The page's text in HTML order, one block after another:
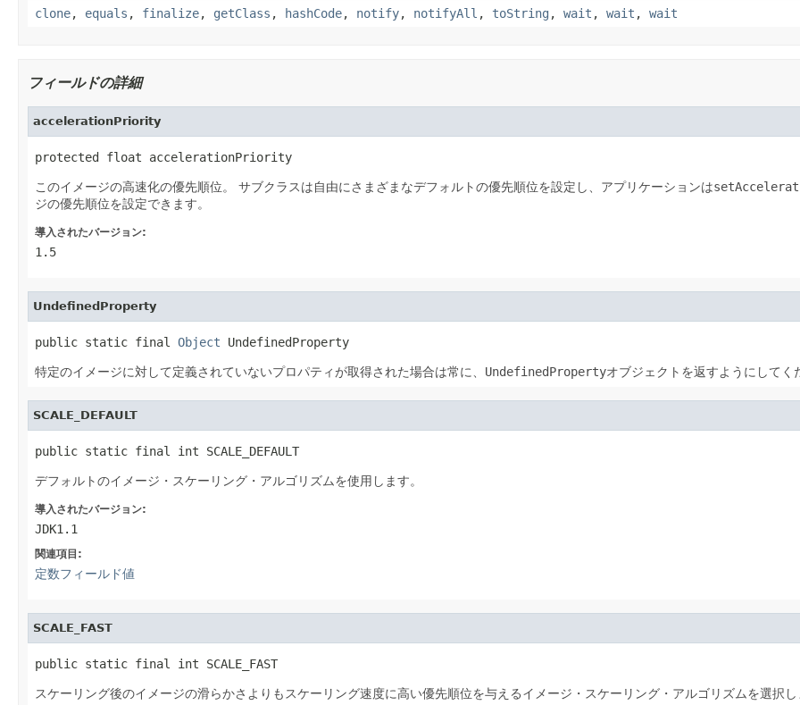
clone, equals , finalize, getClass , hashCode, notify, notifyAll , toString , wait , wait , wait
フィールドの詳細
accelerationPriority
protected float accelerationPriority
このイメージの高速化の優先順位。 サブクラスは自由にさまざまなデフォルトの優先順位を設定し、アプリケーションは
ジの優先順位を設定できます。
導入されたバージョン:
1.5
UndefinedProperty
public static final Object UndefinedProperty
特定のイメージに対して定義されていないプロパティが取得された場合は常に、 UndefinedPropertyオブジェクトを返すようにしてく
SCALE_DEFAULT
public static final int SCALE_DEFAULT
デフォルトのイメージ・スケーリング・アルゴリズムを使用します。
導入されたバージョン:
JDK1.1
関連項目:
定数フィールド値
SCALE_FAST
public static final int SCALE_FAST
スケーリング後のイメージの滑らかさよりもスケーリング速度に高い優先順位を与えるイメージ・スケーリング・アルゴリズムを選択